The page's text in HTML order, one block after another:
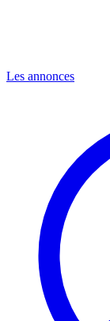
Les annonces